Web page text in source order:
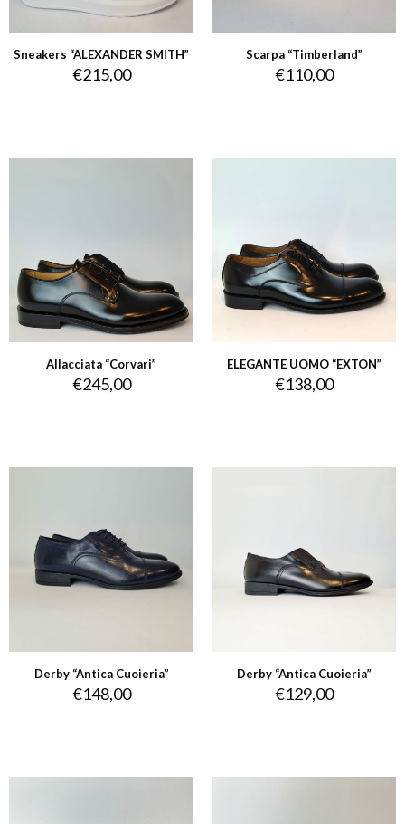
Sneakers “ALEXANDER SMITH”
€215,00
Scarpa “Timberland”
€110,00
Allacciata “Corvari”
€245,00
ELEGANTE UOMO “EXTON”
€138,00
Derby “Antica Cuoieria”
€148,00
Derby “Antica Cuoieria”
€129,00